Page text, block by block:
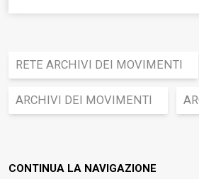
RETE ARCHIVI DEI MOVIMENTI
ARCHIVI DEI MOVIMENTI
CONTINUA LA NAVIGAZIONE